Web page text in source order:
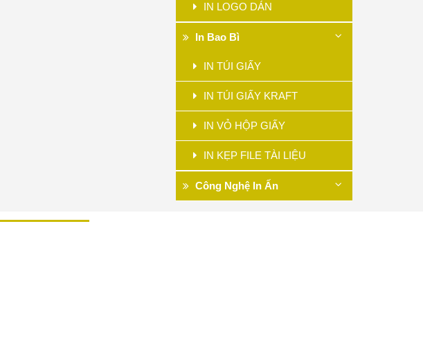
IN LOGO DÁN
In Bao Bì
IN TÚI GIẤY
IN TÚI GIẤY KRAFT
IN VỎ HỘP GIẤY
IN KẸP FILE TÀI LIỆU
Công Nghệ In Ấn